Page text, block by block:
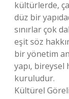
kültürlerde,
düz bir
sınırlar çok
eşit söz
bir yönetim
yapı,
kuruludur.
Kültürel